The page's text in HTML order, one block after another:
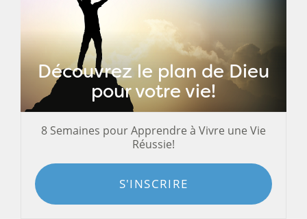
Découvrez le plan de Dieu
pour votre vie!
8 Semaines pour Apprendre à Vivre une Vie
Réussie!
S'INSCRIRE